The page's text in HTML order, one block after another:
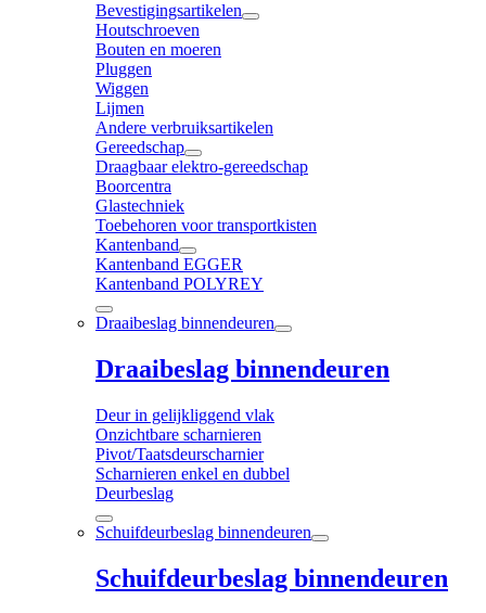
Bevestigingsartikelen
Houtschroeven
Bouten en moeren
Pluggen
Wiggen
Lijmen
Andere verbruiksartikelen
Gereedschap
Draagbaar elektro-gereedschap
Boorcentra
Glastechniek
Toebehoren voor transportkisten
Kantenband
Kantenband EGGER
Kantenband POLYREY
Draaibeslag binnendeuren
Draaibeslag binnendeuren
Deur in gelijkliggend vlak
Onzichtbare scharnieren
Pivot/Taatsdeurscharnier
Scharnieren enkel en dubbel
Deurbeslag
Schuifdeurbeslag binnendeuren
Schuifdeurbeslag binnendeuren